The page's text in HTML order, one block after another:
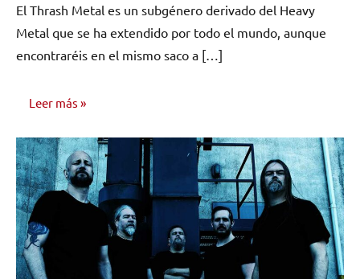
comentarios
El Thrash Metal es un subgénero derivado del Heavy
Metal que se ha extendido por todo el mundo, aunque
encontraréis en el mismo saco a […]
Leer más
INVESTIGACIÓN
MUSICAL